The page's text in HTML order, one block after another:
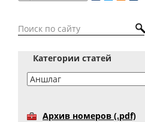
Категории статей
Архив номеров (.pdf)